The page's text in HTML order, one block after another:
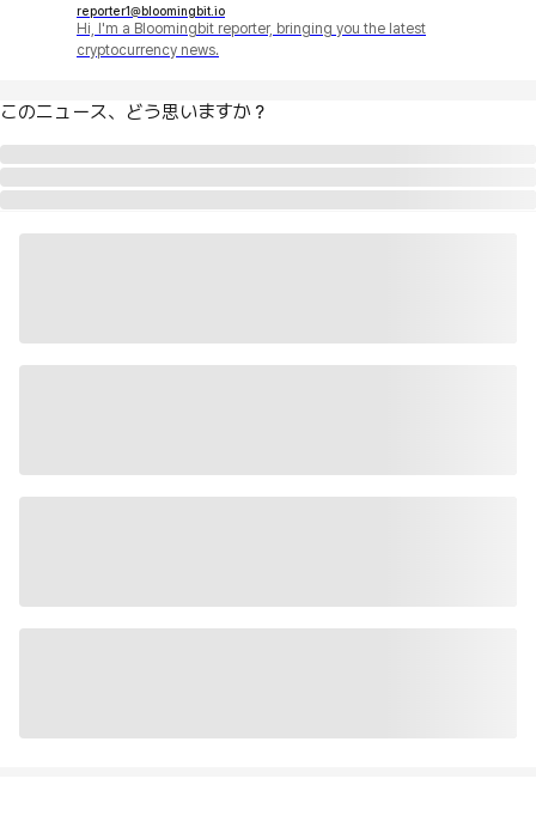
reporter1@bloomingbit.io
Hi, I'm a Bloomingbit reporter, bringing you the latest
cryptocurrency news.
このニュース、どう思いますか？